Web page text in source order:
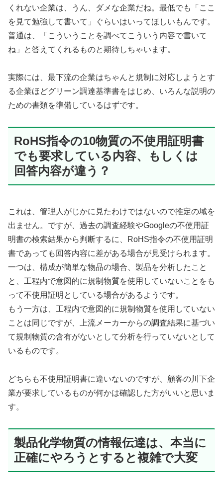
くれない企業は、うん、ダメな企業だね。最低でも「ここ
を見て勉強して書いて」ぐらいはいってほしいもんです。
普通は、「こういうことを調べてこういう内容で書いて
ね」と答えてくれるものと期待しちゃいます。
実際には、最下流の企業はちゃんと規制に対応しようとす
る企業ほどグリーン調達基準書をはじめ、いろんな説明の
ための書類を準備しているはずです。
RoHS指令の10物質の不使用証明書
でも要求している内容、もしくは
回答内容が違う？
これは、管理人がじかに見たわけではないので推定の域を
出ません。ですが、過去の調査経験やGoogleの不使用証
明書の検索結果から判断するに、RoHS指令の不使用証明
書であっても回答内容に差がある場合が見受けられます。
一つは、構成が簡単な物品の場合、製品を分析したこと
と、工程内で意図的に規制物質を使用していないことをも
って不使用証明としている場合があるようです。
もう一方は、工程内で意図的に規制物質を使用していない
ことは同じですが、上流メーカーからの調査結果に基づい
て規制物質の含有がないとして分析を行っていないとして
いるものです。
どちらも不使用証明書に違いないのですが、顧客の川下企
業が要求しているものが何かは確認した方がいいと思いま
す。
製品化学物質の情報伝達は、本当に
正確にやろうとすると複雑で大変